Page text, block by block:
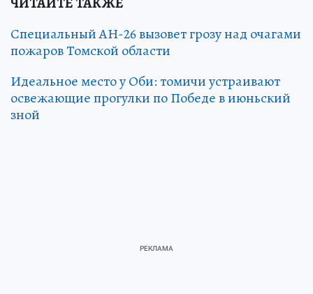
Специальный АН-26 вызовет грозу над очагами
пожаров Томской области
Идеальное место у Оби: томичи устраивают
освежающие прогулки по Победе в июньский
зной